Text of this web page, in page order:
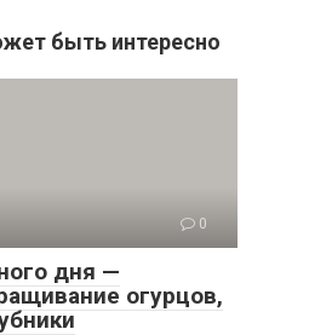
быть интересно
0
дня —
огурцов,